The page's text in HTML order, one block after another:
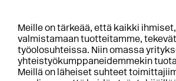
Meille on tärkeää, että kaikki
valmistamaan tuotteitamme,
työolosuhteissa. Niin omassa
yhteistyökumppaneidemmekin
Meillä on läheiset suhteet